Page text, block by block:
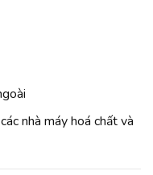
nhà máy hoá chất và